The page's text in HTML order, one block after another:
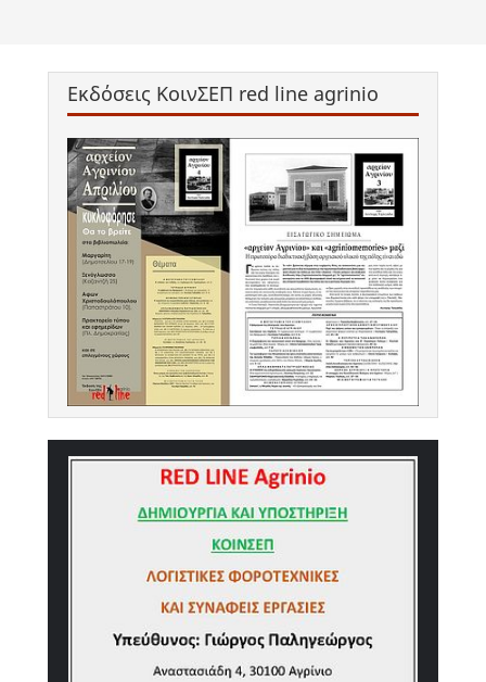
Εκδόσεις ΚοινΣΕΠ red line agrinio